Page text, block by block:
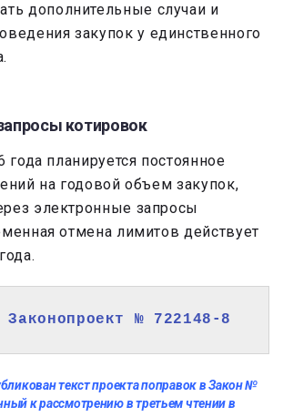
дополнительные случаи и
закупок у единственного
котировок
года планируется постоянное
на годовой объем закупок,
электронные запросы
отмена лимитов действует
Законопроект № 722148-8
текст проекта поправок в Закон №
к рассмотрению в третьем чтении в